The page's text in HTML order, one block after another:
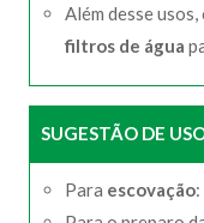
Além desse
filtros de água
SUGESTÃO DE
Para escovação